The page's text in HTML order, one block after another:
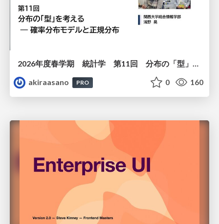
2026年度春学期 統計学 第11回 分布の「型」を考える － 確率分布モデルと正規分布 (2026. 6. 11)
akiraasano
PRO 0 160